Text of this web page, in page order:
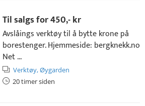
Til salgs for450,- kr
Avslåings verktøy til å bytte krone på
borestenger. Hjemmeside: bergknekk.no
Net ...
Verktøy,Øygarden
20 timer siden